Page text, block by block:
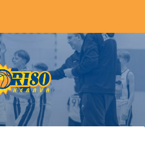
Keravan Kori-80 ry